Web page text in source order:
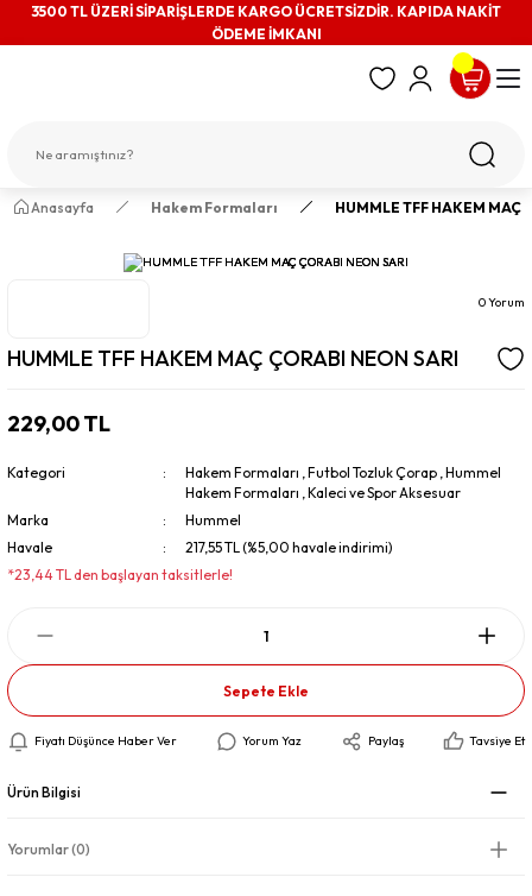
3500 TL ÜZERİ SİPARİŞLERDE KARGO ÜCRETSİZDİR. KAPIDA NAKİT
ÖDEME İMKANI
Anasayfa Hakem Formaları HUMMLE TFF HAKEM MAÇ
0 Yorum
HUMMLE TFF HAKEM MAÇ ÇORABI NEON SARI
229,00 TL
Kategori Hakem Formaları ,Futbol Tozluk Çorap ,Hummel
Hakem Formaları ,Kaleci ve Spor Aksesuar
Marka
Hummel
Havale
217,55 TL (%5,00 havale indirimi)
*23,44 TL den başlayan taksitlerle!
Sepete Ekle
Fiyatı Düşünce Haber Ver Yorum Yaz Paylaş Tavsiye Et
Ürün Bilgisi
Yorumlar (0)